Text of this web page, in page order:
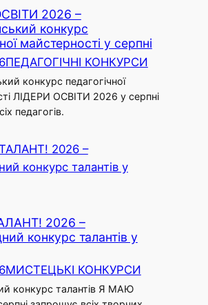
2026 –
конкурс
майстерності у серпні
ПЕДАГОГІЧНІ КОНКУРСИ
конкурс педагогічної
ЛІДЕРИ ОСВІТИ 2026 у серпні
педагогів.
2026 –
конкурс талантів у
МИСТЕЦЬКІ КОНКУРСИ
конкурс талантів Я МАЮ